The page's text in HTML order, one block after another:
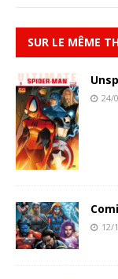
SUR LE MÊME
24/
12/